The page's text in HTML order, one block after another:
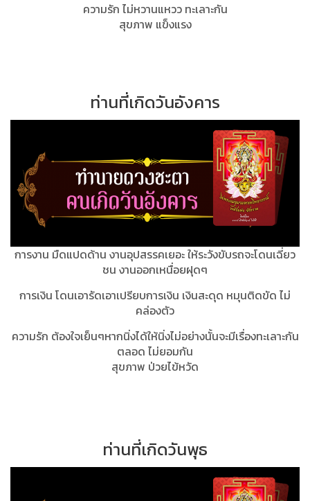
ความรัก ไม่หวานแหวว ทะเลาะกัน
สุขภาพ แข็งแรง
ท่านที่เกิดวันอังคาร
การงาน มืดแปดด้าน งานอุปสรรคเยอะ ให้ระวังขับรถจะโดนเฉี่ยว
ชน งานออกเหนื่อยฝุดๆ
การเงิน โดนเอารัดเอาเปรียบการเงิน เงินสะดุด หมุนติดขัด ไม่
คล่องตัว
ความรัก ต้องใจเย็นๆหากนิ่งได้ให้นิ่งไม่อย่างนั้นจะมีเรื่องทะเลาะกัน
ตลอด ไม่ยอมกัน
สุขภาพ ป่วยไข้หวัด
ท่านที่เกิดวันพุธ